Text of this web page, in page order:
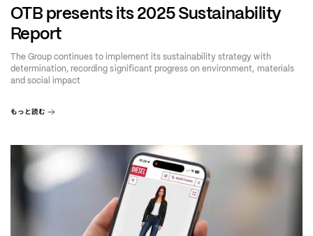
OTB presents its 2025 Sustainability
Report
The Group continues to implement its sustainability strategy with
determination, recording significant progress on environment, materials
and social impact
もっと読む